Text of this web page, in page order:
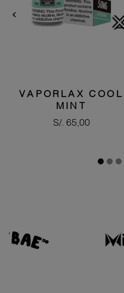
VAPORLAX COOL
MINT
Precio
S/. 65,00

